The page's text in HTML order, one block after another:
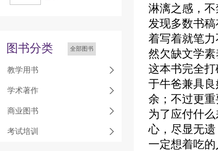
图书分类 全部图书
教学用书
学术著作
商业图书
考试培训
淋漓之感，
发现多数书
着写着就笔
然欠缺文学
这本书完全
于牛爸兼具
余；不过更
为了应付什
心，尽显无
一定想着吃